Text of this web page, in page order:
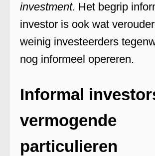
investment. Het begrip
investor is ook wat
weinig investeerders
nog informeel opereren.
Informal
vermogende
particulieren